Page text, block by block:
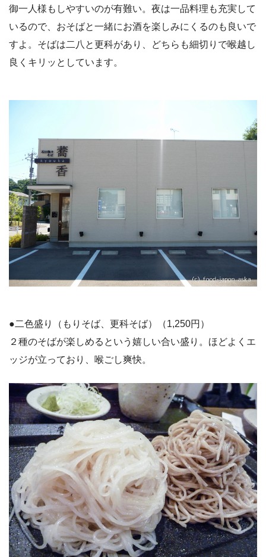
御一人様もしやすいのが有難い。夜は一品料理も充実して
いるので、おそばと一緒にお酒を楽しみにくるのも良いで
すよ。そばは二八と更科があり、どちらも細切りで喉越し
良くキリッとしています。
●二色盛り（もりそば、更科そば）（1,250円）
２種のそばが楽しめるという嬉しい合い盛り。ほどよくエ
ッジが立っており、喉ごし爽快。